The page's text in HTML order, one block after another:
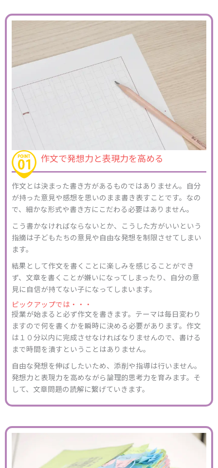
作文で発想力と表現力を高める
作文とは決まった書き方があるものではありません。自分
が持った意見や感想を思いのまま書き表すことです。なの
で、細かな形式や書き方にこだわる必要はありません。
こう書かなければならないとか、こうした方がいいという
指摘は子どもたちの意見や自由な発想を制限させてしまい
ます。
結果として作文を書くことに楽しみを感じることができ
ず、文章を書くことが嫌いになってしまったり、自分の意
見に自信が持てない子になってしまいます。
ピックアップでは・・・
授業が始まると必ず作文を書きます。テーマは毎日変わり
ますので何を書くかを瞬時に決める必要があります。作文
は１０分以内に完成させなければなりませんので、書ける
まで時間を潰すということはありません。
自由な発想を伸ばしたいため、添削や指導は行いません。
発想力と表現力を高めながら論理的思考力を育みます。そ
して、文章問題の読解に繋げていきます。